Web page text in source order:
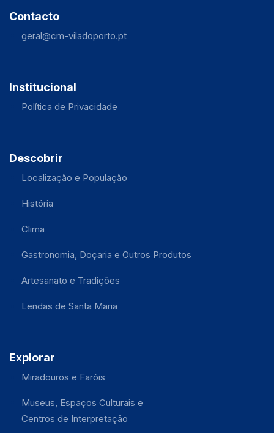
Contacto
geral@cm-viladoporto.pt
Institucional
Política de Privacidade
Descobrir
Localização e População
História
Clima
Gastronomia, Doçaria e Outros Produtos
Artesanato e Tradições
Lendas de Santa Maria
Explorar
Miradouros e Faróis
Museus, Espaços Culturais e
Centros de Interpretação